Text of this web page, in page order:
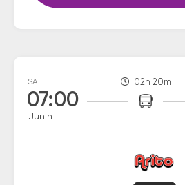
SALE
07:00
Junin
02h 20m